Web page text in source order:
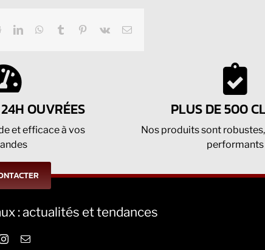
RedditLinkedInWhatsApp
Tumblr Pinterest
Vk Email
OUVRÉES
et efficace à vos
PLUS DE 500
Nos produits sont
performants
: actualités et tendances